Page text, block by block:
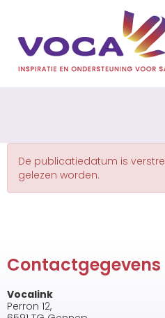
De publicatiedatum is
gelezen worden.
Contactgegevens
Vocalink
Perron 12,